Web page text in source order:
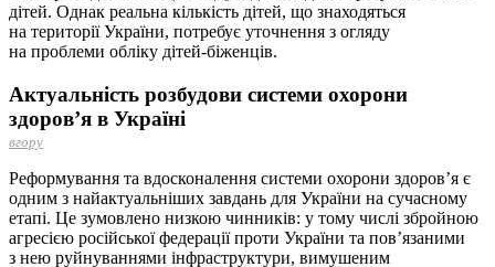
дітей. Однак реальна кількість дітей, що знаходяться
на території України, потребує уточнення з огляду
на проблеми обліку дітей-біженців.
Актуальність розбудови системи охорони
здоров’я в Україні
вгору
Реформування та вдосконалення системи охорони здоров’я є
одним з найактуальніших завдань для України на сучасному
етапі. Це зумовлено низкою чинників: у тому числі збройною
агресією російської федерації проти України та пов’язаними
з нею руйнуваннями інфраструктури, вимушеним